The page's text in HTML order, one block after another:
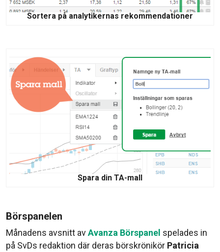
Sortera på analytikernas rekommendationer
Spara din TA-mall
Börspanelen
Månadens avsnitt avAvanza Börspanel spelades in
på SvDs redaktion där deras börskrönikör Patricia